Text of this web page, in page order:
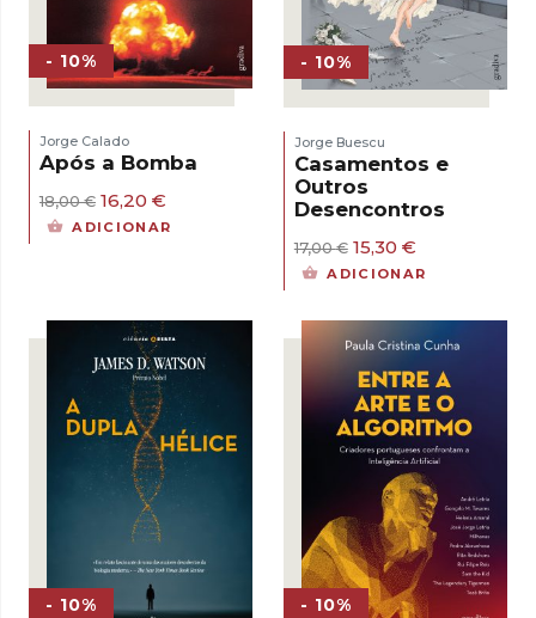
- 10%
Jorge Calado
Após a Bomba
18,00€ O
preço
16,20 €
preço
ADICIONAR
- 10%
Jorge Buescu
Casamentos e
Outros
Desencontros
17,00€ O
preço
17,00 €.
15,30 €O
preço
15,30 €.
ADICIONAR
- 10% - 10%